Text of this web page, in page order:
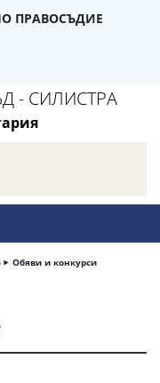
ПРАВОСЪДИЕ
- СИЛИСТРА
Обяви и конкурси